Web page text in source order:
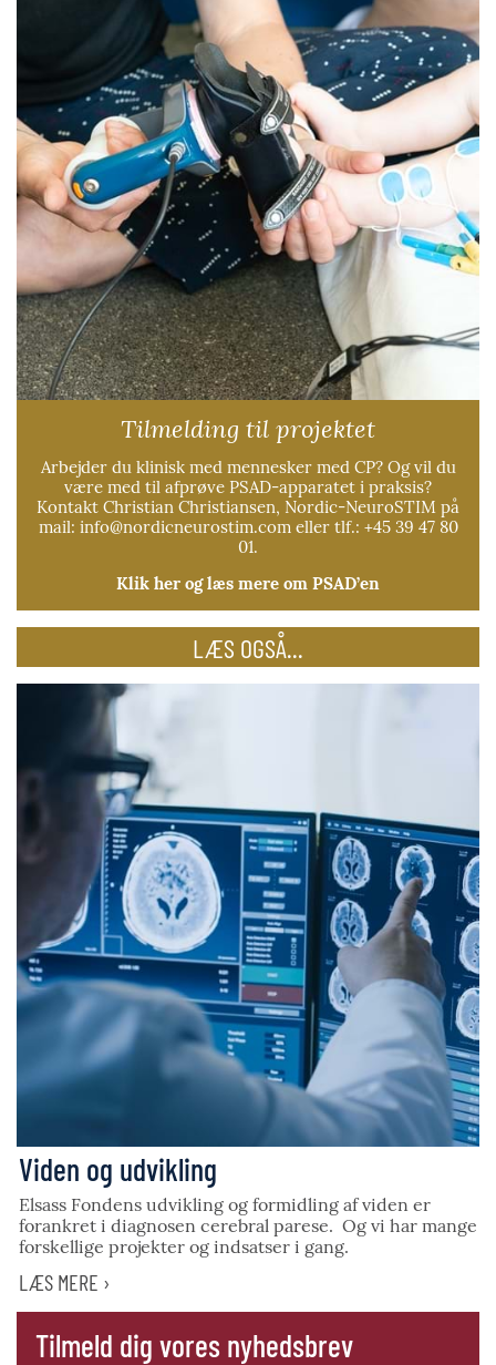
Tilmelding til projektet
Arbejder du klinisk med mennesker med CP? Og vil du
være med til afprøve PSAD-apparatet i praksis?
Kontakt Christian Christiansen, Nordic-NeuroSTIM på
mail: info@nordicneurostim.com eller tlf.: +45 39 47 80
01.
Klik her og læs mere om PSAD’en
LÆS OGSÅ...
Viden og udvikling
Elsass Fondens udvikling og formidling af viden er
forankret i diagnosen cerebral parese. Og vi har mange
forskellige projekter og indsatser i gang.
LÆS MERE ›
Tilmeld dig vores nyhedsbrev